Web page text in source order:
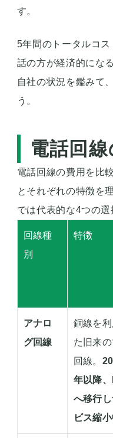
す。
5年間のトータルコ
話の方が経済的にな
自社の状況を鑑みて
う。
電話回
電話回線の費用を比
とそれぞれの特徴を
では代表的な4つの選
回線種
別
特徴
アナロ
グ回線
銅線を利
た旧来
回線。
年以降
へ移行
ビス縮小